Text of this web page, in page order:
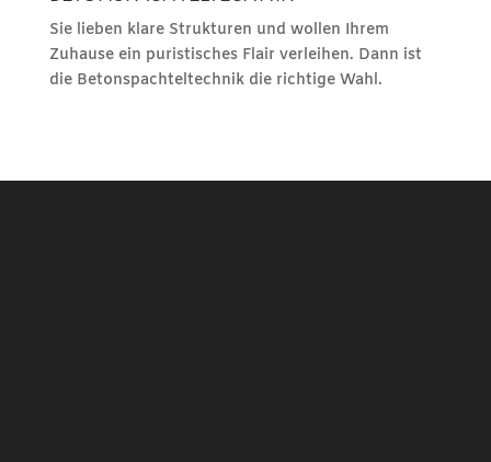
Sie lieben klare Strukturen und wollen Ihrem
Zuhause ein puristisches Flair verleihen. Dann ist
die Betonspachteltechnik die richtige Wahl.